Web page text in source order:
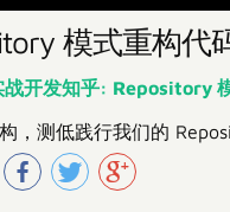
模式重构代
开发知乎: Repository
，测低践行我们的